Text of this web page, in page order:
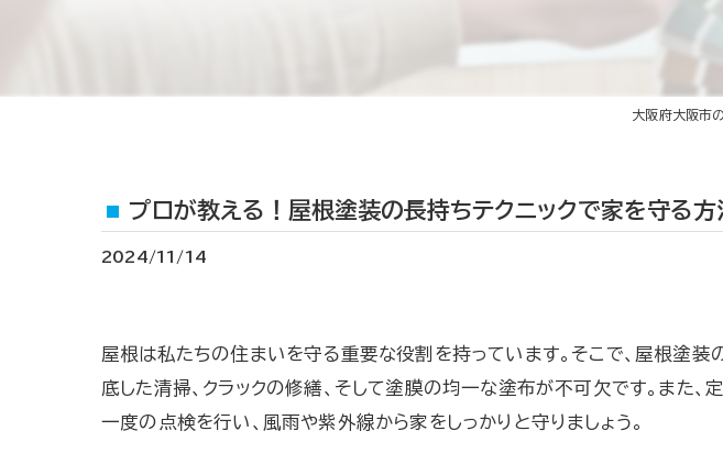
大阪府大阪市
プロが教える！屋根塗装の長持ちテクニックで家を守る方
2024/11/14
屋根は私たちの住まいを守る重要な役割を持っています。そこで、屋根塗
底した清掃、クラックの修繕、そして塗膜の均一な塗布が不可欠です。また
一度の点検を行い、風雨や紫外線から家をしっかりと守りましょう。